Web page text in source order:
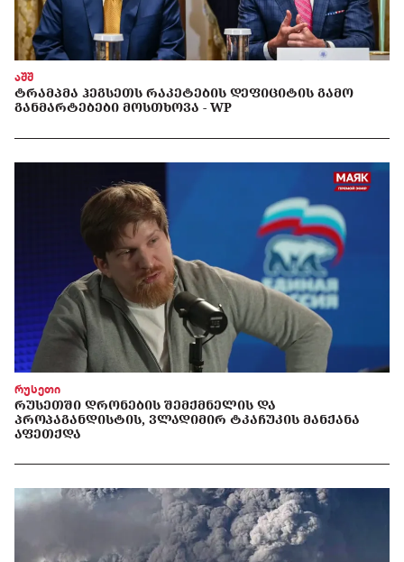
აშშ
ᲢᲠᲐᲛᲞᲛᲐ ᲰᲔᲒᲡᲔᲗᲡ ᲠᲐᲙᲔᲢᲔᲑᲘᲡ ᲓᲔᲤᲘᲪᲘᲢᲘᲡ ᲒᲐᲛᲝ
ᲒᲐᲜᲛᲐᲠᲢᲔᲑᲔᲑᲘ ᲛᲝᲡᲗᲮᲝᲕᲐ - WP
რუსეთი
ᲠᲣᲡᲔᲗᲨᲘ ᲓᲠᲝᲜᲔᲑᲘᲡ ᲨᲔᲛᲥᲛᲜᲔᲚᲘᲡ ᲓᲐ
ᲞᲠᲝᲞᲐᲒᲐᲜᲓᲘᲡᲢᲘᲡ, ᲕᲚᲐᲓᲘᲛᲘᲠ ᲢᲙᲐᲩᲣᲙᲘᲡ ᲛᲐᲜᲥᲐᲜᲐ
ᲐᲤᲔᲗᲥᲓᲐ